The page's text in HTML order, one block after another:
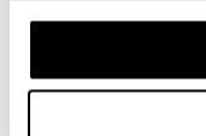
våra cookies vid